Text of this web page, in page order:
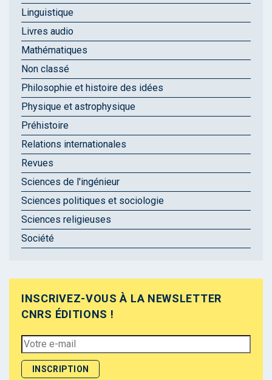
Linguistique
Livres audio
Mathématiques
Non classé
Philosophie et histoire des idées
Physique et astrophysique
Préhistoire
Relations internationales
Revues
Sciences de l'ingénieur
Sciences politiques et sociologie
Sciences religieuses
Société
INSCRIVEZ-VOUS À LA NEWSLETTER
CNRS ÉDITIONS !